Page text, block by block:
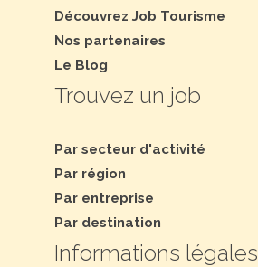
Découvrez Job Tourisme
Nos partenaires
Le Blog
Trouvez un job
Par secteur d'activité
Par région
Par entreprise
Par destination
Informations légales